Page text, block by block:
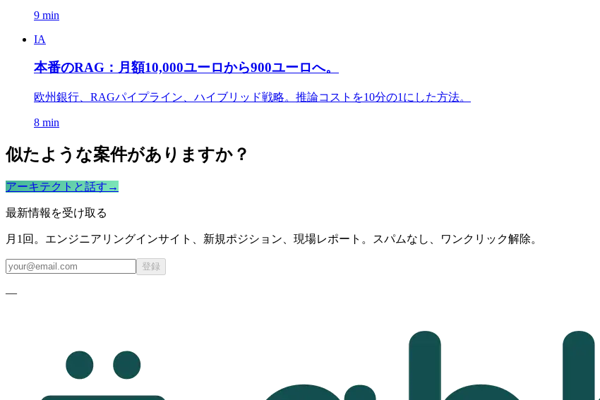
9 min
IA
本番のRAG：月額10,000ユーロから900ユーロへ。
欧州銀行、RAGパイプライン、ハイブリッド戦略。推論コストを10分の1にした方法。
8 min
似たような案件がありますか？
アーキテクトと話す →
最新情報を受け取る
月1回。エンジニアリングインサイト、新規ポジション、現場レポート。スパムなし、ワンクリック解除。
登録
—